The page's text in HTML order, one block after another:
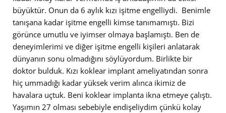
büyüktür. Onun da 6 aylık kızı işitme engelliydi. Benimle
tanışana kadar işitme engelli kimse tanımamıştı. Bizi
görünce umutlu ve iyimser olmaya başlamıştı. Ben de
deneyimlerimi ve diğer işitme engelli kişileri anlatarak
dünyanın sonu olmadığını söylüyordum. Birlikte bir
doktor bulduk. Kızı koklear implant ameliyatından sonra
hiç ummadığı kadar yüksek verim alınca ikimiz de
havalara uçtuk. Beni koklear implanta ikna etmeye çalıştı.
Yaşımın 27 olması sebebiyle endişeliydim çünkü kolay